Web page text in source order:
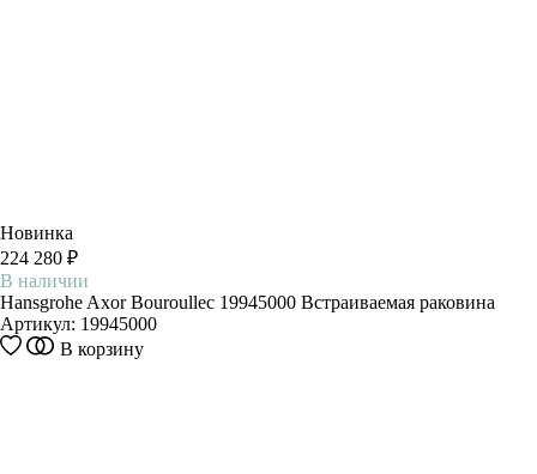
Новинка
224 280 ₽
В наличии
Hansgrohe Axor Bouroullec 19945000 Встраиваемая раковина
Артикул: 19945000
В корзину